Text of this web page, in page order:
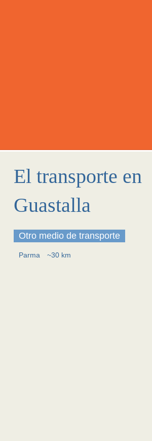
El transporte en
Guastalla
Otro medio de transporte
Parma ~30 km